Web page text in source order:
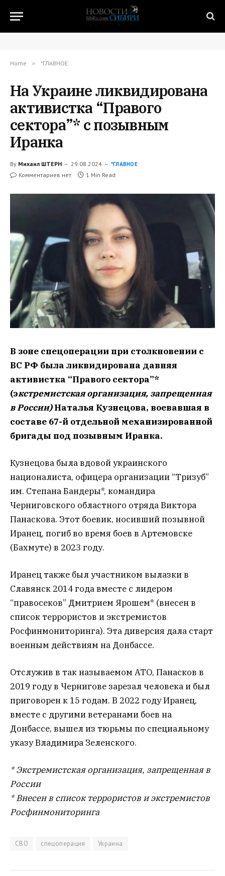
Home » *ГЛАВНОЕ
На Украине ликвидирована
активистка “Правого
сектора”* с позывным
Иранка
By Михаил ШТЕРН 29.08.2024 *ГЛАВНОЕ
Комментариев нет 1 Min Read
В зоне спецоперации при столкновении с
ВС РФ была ликвидирована давняя
активистка “Правого сектора”*
(экстремистская организация, запрещенная
в России)Наталья Кузнецова, воевавшая в
составе 67-й отдельной механизированной
бригады под позывным Иранка.
Кузнецова была вдовой украинского
националиста, офицера организации “Тризуб”
им. Степана Бандеры*, командира
Черниговского областного отряда Виктора
Панаскова. Этот боевик, носивший позывной
Иранец, погиб во время боев в Артемовске
(Бахмуте) в 2023 году.
Иранец также был участником вылазки в
Славянск 2014 года вместе с лидером
“правосеков” Дмитрием Ярошем* (внесен в
список террористов и экстремистов
Росфинмониторинга). Эта диверсия дала старт
военным действиям на Донбассе.
Отслужив в так называемом АТО, Панасков в
2019 году в Чернигове зарезал человека и был
приговорен к 15 годам. В 2022 году Иранец,
вместе с другими ветеранами боев на
Донбассе, вышел из тюрьмы по специальному
указу Владимира Зеленского.
* Экстремистская организация, запрещенная в
России
* Внесен в список террористов и экстремистов
Росфинмониторинга
СВО спецоперация Украина